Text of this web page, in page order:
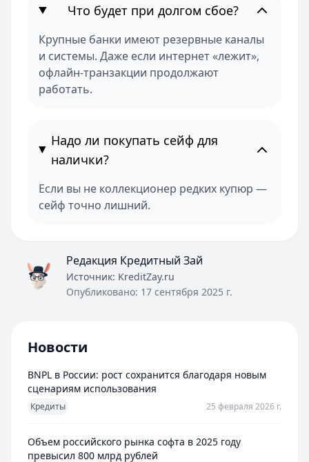
Что будет при долгом сбое?
Крупные банки имеют резервные каналы
и системы. Даже если интернет «лежит»,
офлайн-транзакции продолжают
работать.
Надо ли покупать сейф для
налички?
Если вы не коллекционер редких купюр —
сейф точно лишний.
Редакция Кредитный Зай
Источник: KreditZay.ru
Опубликовано: 17 сентября 2025 г.
Новости
BNPL в России: рост сохранится благодаря новым
сценариям использования
Кредиты 25 февраля 2026 г.
Объем российского рынка софта в 2025 году
превысил 800 млрд рублей